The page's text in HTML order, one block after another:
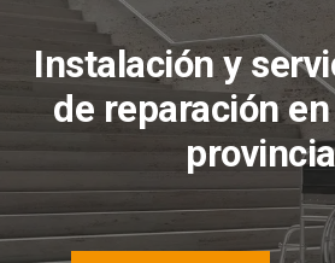
Instalación y
de reparación